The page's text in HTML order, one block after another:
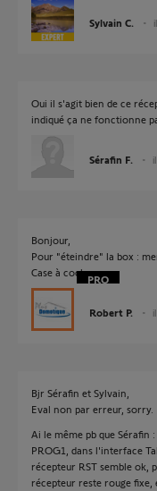
Sylvain C.
Oui il s'agit bien de ce
indiqué ça ne fonctionne
Sérafin F.
Bonjour,
Pour "éteindre" la box :
Case à cocher
Robert P.
Bjr Sérafin et Sylvain,
Eval non par erreur, sorry.
Ai le même pb que Sérafin
PROG1, dans l'interface
récepteur RST semble ok,
récepteur reste rouge